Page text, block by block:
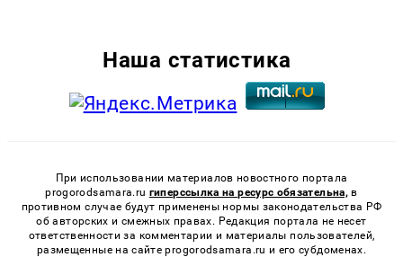
Наша статистика
При использовании материалов новостного портала
progorodsamara.ru гиперссылка на ресурс обязательна, в
противном случае будут применены нормы законодательства РФ
об авторских и смежных правах. Редакция портала не несет
ответственности за комментарии и материалы пользователей,
размещенные на сайте progorodsamara.ru и его субдоменах.